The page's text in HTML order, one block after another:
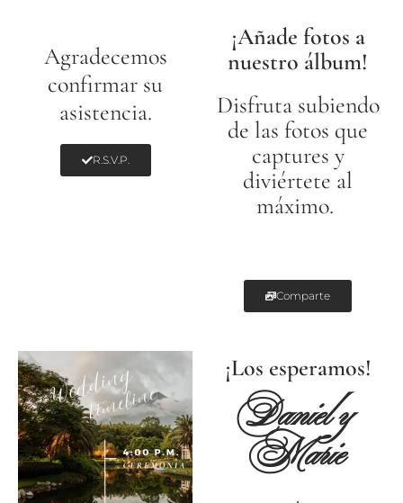
Agradecemos
confirmar su
asistencia.
R.S.V.P.
¡Añade fotos a
nuestro álbum!
Disfruta subiendo
de las fotos que
captures y
diviértete al
máximo.
Comparte
¡Los esperamos!
Daniel y
Marie